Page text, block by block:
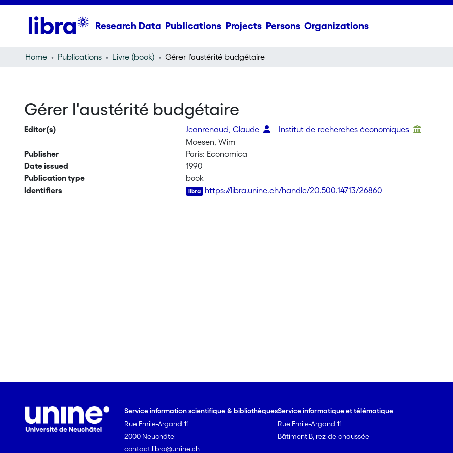
Research Data Publications Projects Persons Organizations
Home Publications Livre (book) Gérer l'austérité budgétaire
Gérer l'austérité budgétaire
Editor(s) Jeanrenaud, Claude
Institut de recherches économiques
Moesen, Wim
Publisher
Paris: Economica
Date issued
1990
Publication type
book
Identifiers
https://libra.unine.ch/handle/20.500.14713/26860
Service information scientifique & bibliothèques
Rue Emile-Argand 11
2000 Neuchâtel
contact.libra@unine.ch
Service informatique et télématique
Rue Emile-Argand 11
Bâtiment B, rez-de-chaussée